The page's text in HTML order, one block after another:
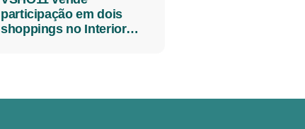
participação em dois
shoppings no Interior